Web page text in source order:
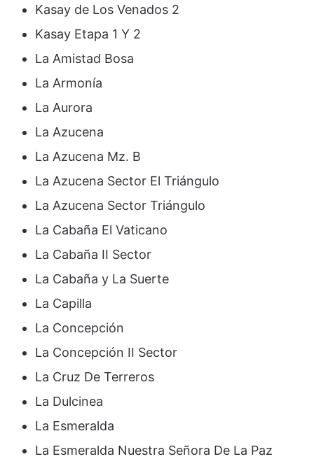
Kasay de Los Venados 2
Kasay Etapa 1 Y 2
La Amistad Bosa
La Armonía
La Aurora
La Azucena
La Azucena Mz. B
La Azucena Sector El Triángulo
La Azucena Sector Triángulo
La Cabaña El Vaticano
La Cabaña II Sector
La Cabaña y La Suerte
La Capilla
La Concepción
La Concepción II Sector
La Cruz De Terreros
La Dulcinea
La Esmeralda
La Esmeralda Nuestra Señora De La Paz